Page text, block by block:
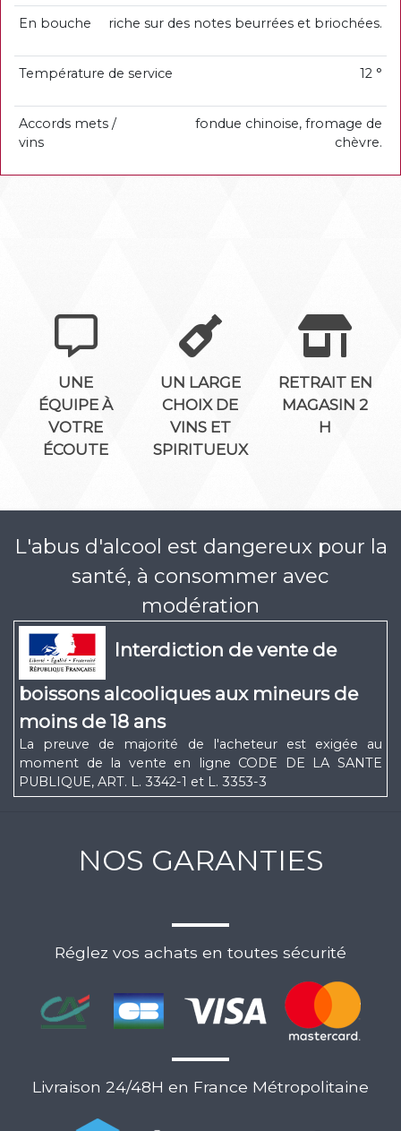
En bouche riche sur des notes beurrées et briochées.
Température de service 12 °
Accords mets /
vins
fondue chinoise, fromage de
chèvre.
UNE
ÉQUIPE À
VOTRE
ÉCOUTE
UN LARGE
CHOIX DE
VINS ET
SPIRITUEUX
RETRAIT EN
MAGASIN 2
H
L'abus d'alcool est dangereux pour la
santé, à consommer avec
modération
Interdiction de vente de
boissons alcooliques aux mineurs de
moins de 18 ans
La preuve de majorité de l'acheteur est exigée au
moment de la vente en ligne CODE DE LA SANTE
PUBLIQUE, ART. L. 3342-1 et L. 3353-3
NOS GARANTIES
Réglez vos achats en toutes sécurité
Livraison 24/48H en France Métropolitaine